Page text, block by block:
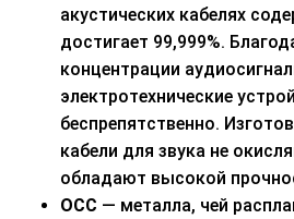
акустических кабелях
достигает 99,999%.
концентрации
электротехнические
беспрепятственно.
кабели для звука не
обладают высокой
OCC — металла, чей